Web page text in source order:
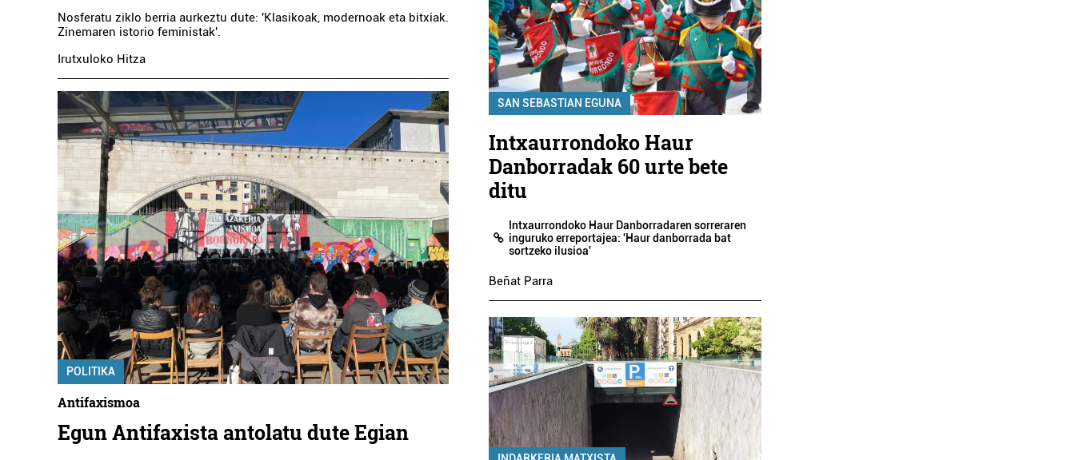
Nosferatu ziklo berria aurkeztu dute: 'Klasikoak, modernoak eta bitxiak.
Zinemaren istorio feministak'.
Irutxuloko Hitza
POLITIKA
Antifaxismoa
Egun Antifaxista antolatu dute Egian
SAN SEBASTIAN EGUNA
Intxaurrondoko Haur
Danborradak 60 urte bete
ditu
Intxaurrondoko Haur Danborradaren sorreraren
inguruko erreportajea: 'Haur danborrada bat
sortzeko ilusioa'
Beñat Parra